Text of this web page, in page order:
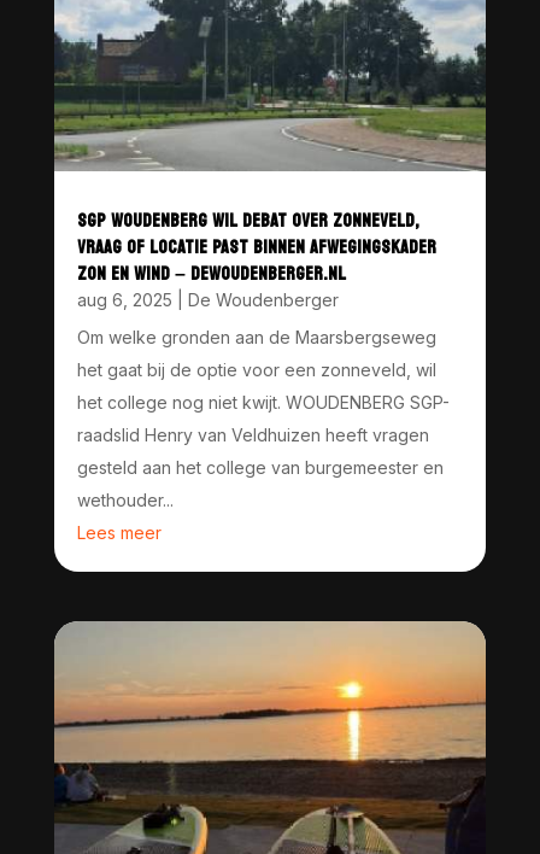
SGP WOUDENBERG WIL DEBAT OVER ZONNEVELD,
VRAAG OF LOCATIE PAST BINNEN AFWEGINGSKADER
ZON EN WIND – DEWOUDENBERGER.NL
aug 6, 2025
De Woudenberger
Om welke gronden aan de Maarsbergseweg
het gaat bij de optie voor een zonneveld, wil
het college nog niet kwijt. WOUDENBERG SGP-
raadslid Henry van Veldhuizen heeft vragen
gesteld aan het college van burgemeester en
wethouder...
Lees meer